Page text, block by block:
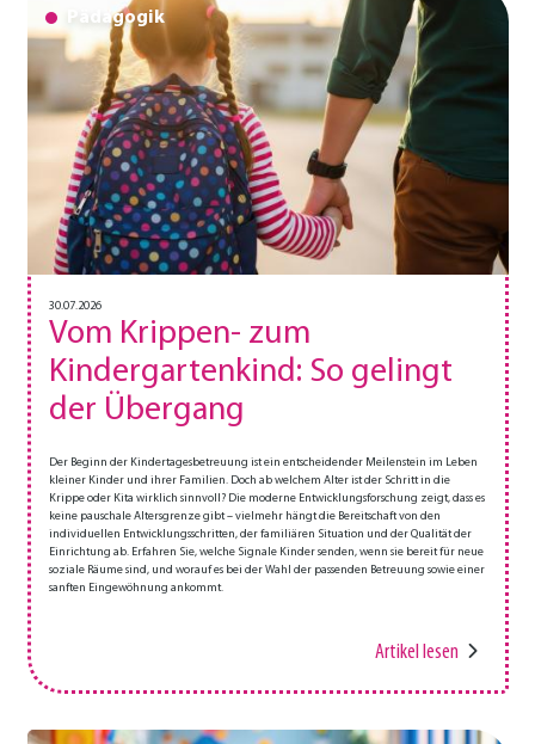
Pädagogik
30.07.2026
Vom Krippen- zum
Kindergartenkind: So gelingt
der Übergang
Der Beginn der Kindertagesbetreuung ist ein entscheidender Meilenstein im Leben
kleiner Kinder und ihrer Familien. Doch ab welchem Alter ist der Schritt in die
Krippe oder Kita wirklich sinnvoll? Die moderne Entwicklungsforschung zeigt, dass es
keine pauschale Altersgrenze gibt – vielmehr hängt die Bereitschaft von den
individuellen Entwicklungsschritten, der familiären Situation und der Qualität der
Einrichtung ab. Erfahren Sie, welche Signale Kinder senden, wenn sie bereit für neue
soziale Räume sind, und worauf es bei der Wahl der passenden Betreuung sowie einer
sanften Eingewöhnung ankommt.
Artikel lesen